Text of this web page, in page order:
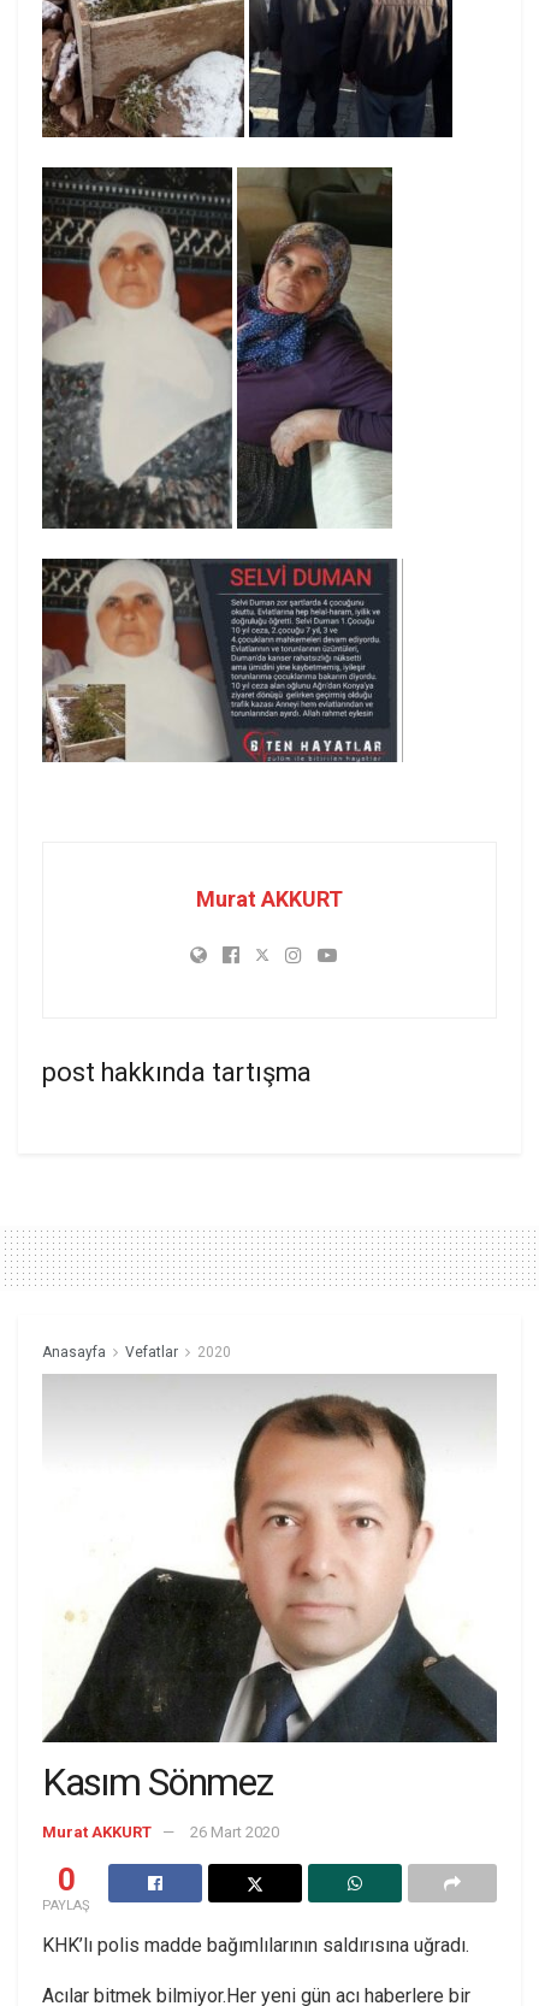
Murat AKKURT
post hakkında tartışma
Anasayfa Vefatlar 2020
Kasım Sönmez
Murat AKKURT 26 Mart 2020
0
PAYLAŞ
KHK’lı polis madde bağımlılarının saldırısına uğradı.
Acılar bitmek bilmiyor.Her yeni gün acı haberlere bir